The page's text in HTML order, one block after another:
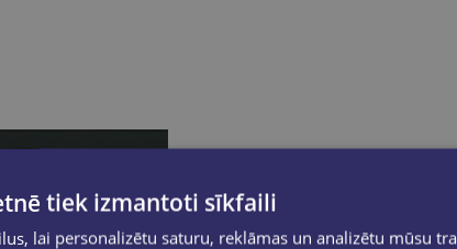
tiek izmantoti sīkfaili
lai personalizētu saturu, reklāmas un analizētu mūsu